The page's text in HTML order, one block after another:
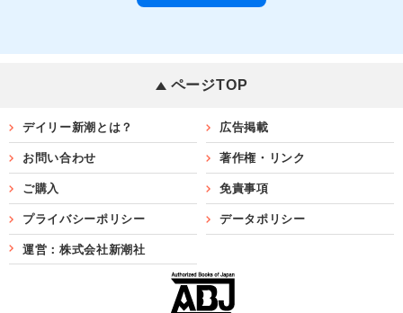
ページTOP
デイリー新潮とは？ 広告掲載
お問い合わせ 著作権・リンク
ご購入 免責事項
プライバシーポリシー データポリシー
運営：株式会社新潮社